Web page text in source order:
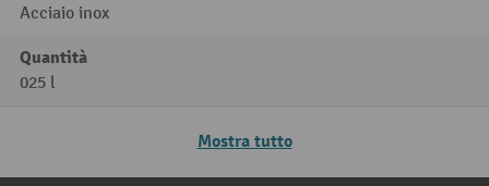
Acciaio inox
Quantità
025 l
Mostra tutto